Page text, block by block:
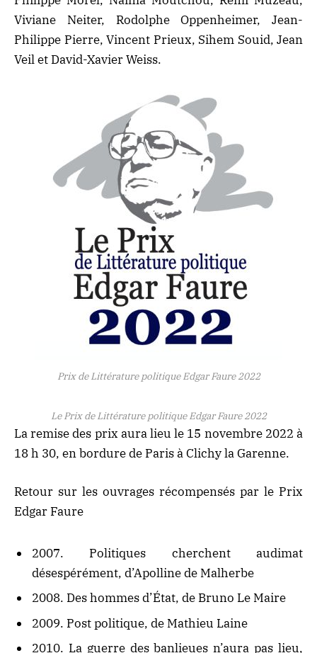
Viviane Neiter, Rodolphe Oppenheimer, Jean-
Philippe Pierre, Vincent Prieux, Sihem Souid, Jean
Veil et David-Xavier Weiss.
Prix de Littérature politique Edgar Faure 2022
Le Prix de Littérature politique Edgar Faure 2022
La remise des prix aura lieu le 15 novembre 2022 à
18 h 30, en bordure de Paris à Clichy la Garenne.
Retour sur les ouvrages récompensés par le Prix
Edgar Faure
2007. Politiques cherchent audimat
désespérément, d’Apolline de Malherbe
2008. Des hommes d’État, de Bruno Le Maire
2009. Post politique, de Mathieu Laine
2010. La guerre des banlieues n’aura pas lieu,